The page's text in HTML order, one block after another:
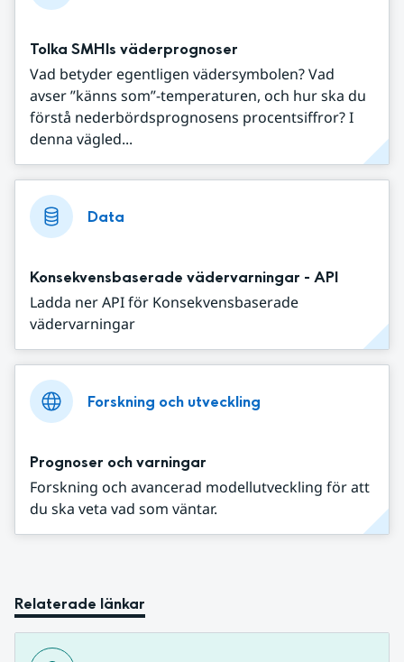
Tolka SMHIs väderprognoser
Vad betyder egentligen vädersymbolen? Vad
avser ”känns som”-temperaturen, och hur ska du
förstå nederbördsprognosens procentsiffror? I
denna vägled...
Data
Konsekvensbaserade vädervarningar - API
Ladda ner API för Konsekvensbaserade
vädervarningar
Forskning och utveckling
Prognoser och varningar
Forskning och avancerad modellutveckling för att
du ska veta vad som väntar.
Relaterade länkar